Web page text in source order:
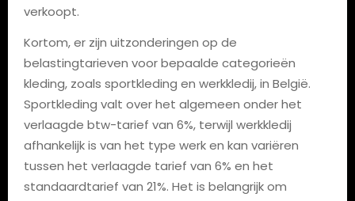
verkoopt.
Kortom, er zijn uitzonderingen op de
belastingtarieven voor bepaalde categorieën
kleding, zoals sportkleding en werkkledij, in België.
Sportkleding valt over het algemeen onder het
verlaagde btw-tarief van 6%, terwijl werkkledij
afhankelijk is van het type werk en kan variëren
tussen het verlaagde tarief van 6% en het
standaardtarief van 21%. Het is belangrijk om